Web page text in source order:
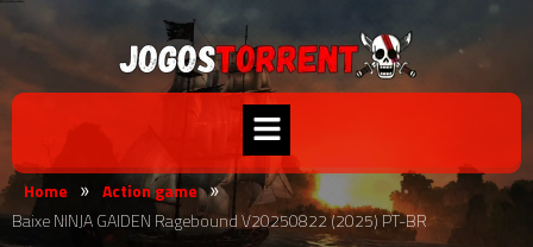
Home » Action game »
Baixe NINJA GAIDEN Ragebound V20250822 (2025) PT-BR